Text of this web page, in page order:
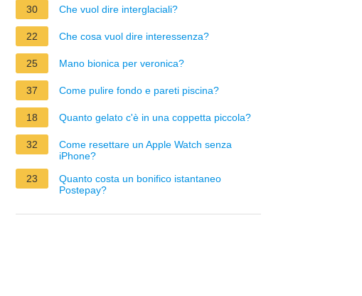
30 Che vuol dire interglaciali?
22 Che cosa vuol dire interessenza?
25 Mano bionica per veronica?
37 Come pulire fondo e pareti piscina?
18 Quanto gelato c'è in una coppetta piccola?
32
Come resettare un Apple Watch senza
iPhone?
23
Quanto costa un bonifico istantaneo
Postepay?